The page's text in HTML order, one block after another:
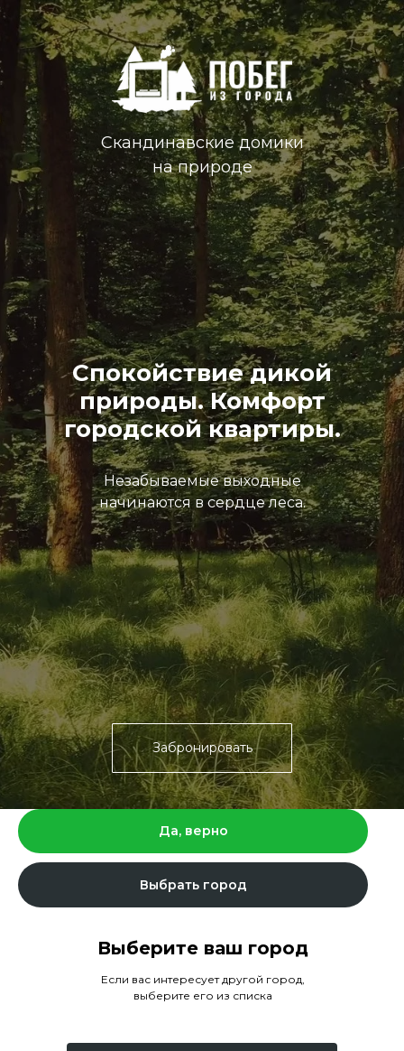
Забронировать
Незабываемые выходные
начинаются в сердце леса.
Спокойствие дикой
природы. Комфорт
городской квартиры.
Скандинавские домики
на природе
Да, верно
Выбрать город
Выберите ваш город
Если вас интересует другой город,
выберите его из списка